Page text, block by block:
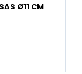
Ø11 CM